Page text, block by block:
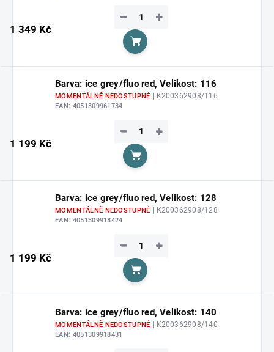
1 349 Kč
+
−
Do košíku
Barva: ice grey/fluo red, Velikost: 116
MOMENTÁLNĚ NEDOSTUPNÉ | K200362908/116
EAN: 4051309961734
1 199 Kč
+
−
Do košíku
Barva: ice grey/fluo red, Velikost: 128
MOMENTÁLNĚ NEDOSTUPNÉ | K200362908/128
EAN: 4051309918424
1 199 Kč
+
−
Do košíku
Barva: ice grey/fluo red, Velikost: 140
MOMENTÁLNĚ NEDOSTUPNÉ | K200362908/140
EAN: 4051309918431